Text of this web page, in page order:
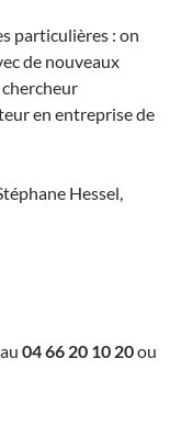
particulières : on
de nouveaux
en entreprise de
Hessel,
04 66 20 10 20ou